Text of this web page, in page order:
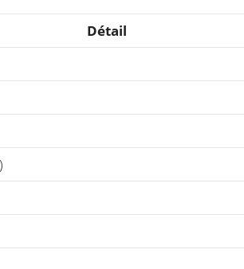
Détail